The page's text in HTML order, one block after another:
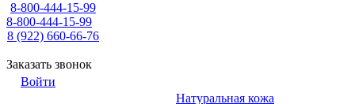
8-800-444-15-99
8-800-444-15-99
8 (922) 660-66-76
Заказать звонок
Войти
Натуральная кожа